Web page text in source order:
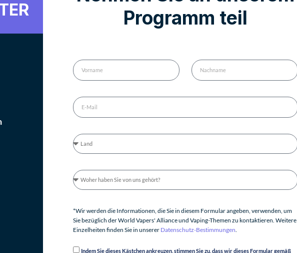
Programm teil
*Wir werden die Informationen, die Sie in diesem Formular angeben, verwenden, um
Sie bezüglich der World Vapers' Alliance und Vaping-Themen zu kontaktieren. Weitere
Einzelheiten finden Sie in unserer Datenschutz-Bestimmungen
Indem Sie dieses Kästchen ankreuzen, stimmen Sie zu, dass wir dieses Formular gemäß